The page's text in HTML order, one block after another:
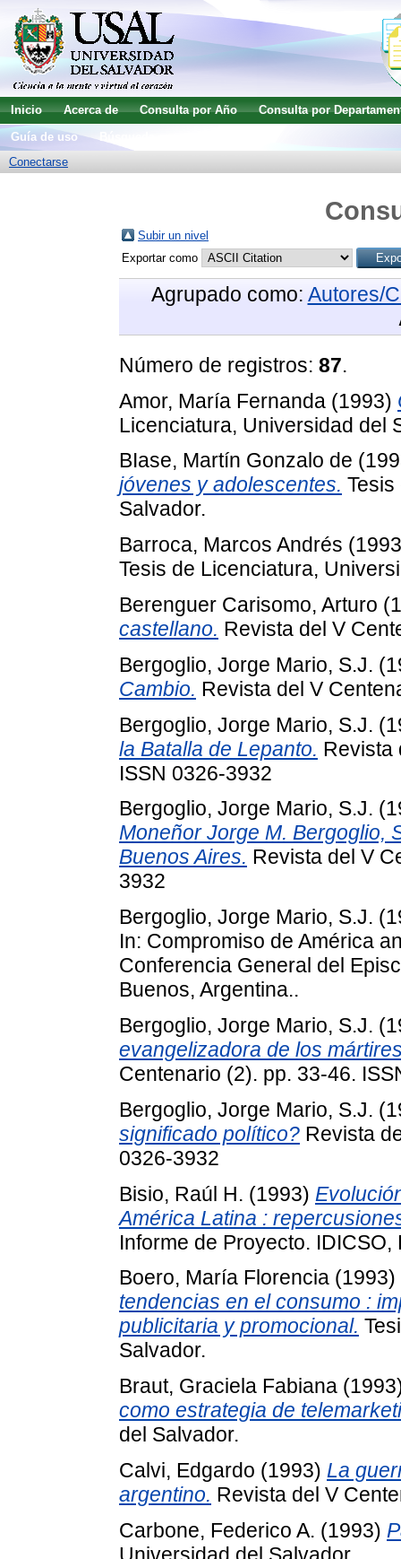
Inicio Acerca de Consulta por Año
Consulta por
Guía de uso
Conectarse
Subir un nivel
Exportar como
Agrupado como: Autores/
Número de registros: 87.
Amor, María Fernanda (1993)
Licenciatura, Universidad del
BIase, Martín Gonzalo de
jóvenes y adolescentes.
Salvador.
Barroca, Marcos Andrés
Tesis de Licenciatura,
Berenguer Carisomo, Arturo
castellano. Revista del V
Bergoglio, Jorge Mario, S.J.
Cambio. Revista del V
Bergoglio, Jorge Mario, S.J.
la Batalla de Lepanto. Revista
ISSN 0326-3932
Bergoglio, Jorge Mario, S.J.
Moneñor Jorge M. Bergoglio,
Buenos Aires. Revista del V
3932
Bergoglio, Jorge Mario, S.J.
In: Compromiso de América
Conferencia General del
Buenos, Argentina..
Bergoglio, Jorge Mario, S.J.
evangelizadora de los
Centenario (2). pp. 33-46.
Bergoglio, Jorge Mario, S.J.
significado político? Revista
0326-3932
Bisio, Raúl H. (1993)
América Latina :
Informe de Proyecto. IDICSO,
Boero, María Florencia (1993)
tendencias en el consumo :
publicitaria y promocional.
Salvador.
Braut, Graciela Fabiana
como estrategia de
del Salvador.
Calvi, Edgardo (1993) La
argentino. Revista del V
Carbone, Federico A. (1993)
Universidad del Salvador.